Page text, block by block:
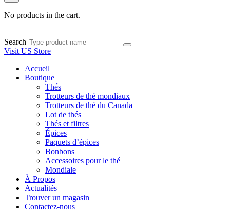
No products in the cart.
Search
Visit US Store
Accueil
Boutique
Thés
Trotteurs de thé mondiaux
Trotteurs de thé du Canada
Lot de thés
Thés et filtres
Épices
Paquets d’épices
Bonbons
Accessoires pour le thé
Mondiale
À Propos
Actualités
Trouver un magasin
Contactez-nous